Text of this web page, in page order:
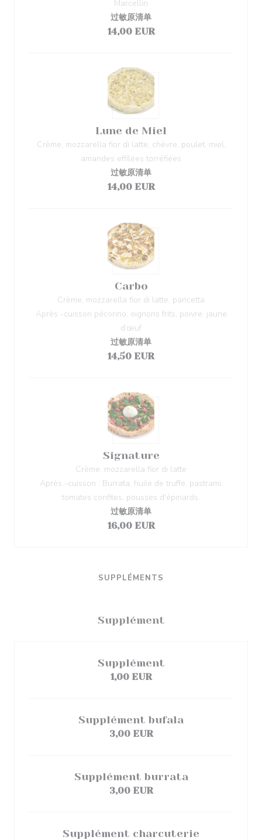
Marcellin
过敏原清单
14,00 EUR
Lune de Miel
Crème, mozzarella fior di latte, chèvre, poulet, miel,
amandes effilées torréfiées
过敏原清单
14,00 EUR
Carbo
Crème, mozzarella fior di latte, pancetta
Après -cuisson pécorino, oignons frits, poivre, jaune
d’œuf
过敏原清单
14,50 EUR
Signature
Crème, mozzarella fior di latte
Après -cuisson : Burrata, huile de truffe, pastrami,
tomates confites, pousses d'épinards.
过敏原清单
16,00 EUR
SUPPLÉMENTS
Supplément
Supplément
1,00 EUR
Supplément bufala
3,00 EUR
Supplément burrata
3,00 EUR
Supplément charcuterie